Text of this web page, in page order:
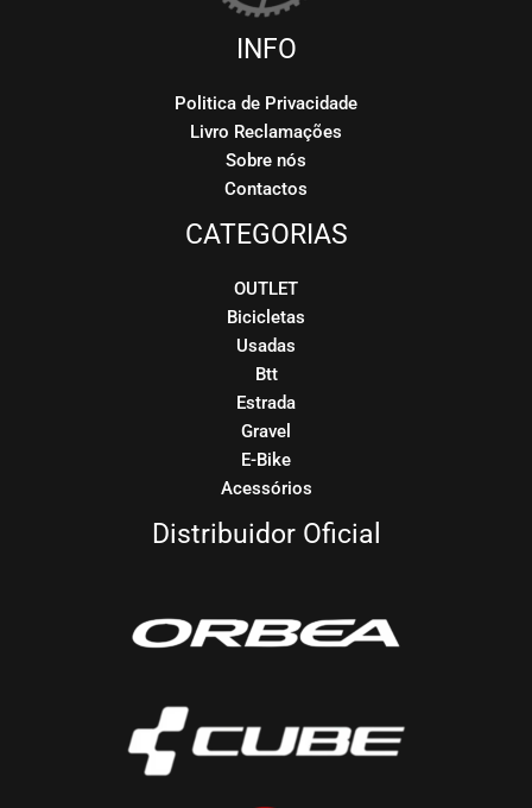
INFO
Politica de Privacidade
Livro Reclamações
Sobre nós
Contactos
CATEGORIAS
OUTLET
Bicicletas
Usadas
Btt
Estrada
Gravel
E-Bike
Acessórios
Distribuidor Oficial